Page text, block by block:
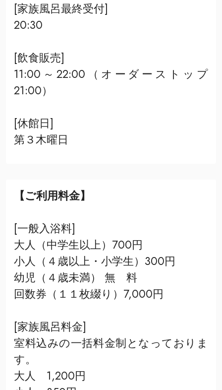
[家族風呂最終受付]
20:30
[飲食販売]
11:00～22:00（オーダーストップ
21:00）
[休館日]
第３木曜日
【ご利用料金】
[一般入浴料]
大人（中学生以上）700円
小人（４歳以上・小学生）300円
幼児（４歳未満） 無 料
回数券（１１枚綴り）7,000円
[家族風呂料金]
室料込みの一括料金制となっておりま
す。
大人 1,200円